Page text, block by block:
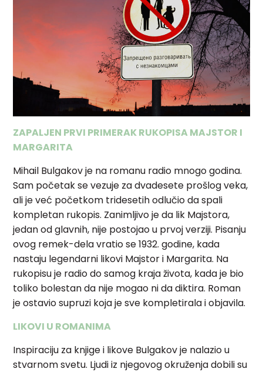
ZAPALJEN PRVI PRIMERAK RUKOPISA MAJSTOR I
MARGARITA
Mihail Bulgakov je na romanu radio mnogo godina.
Sam početak sevezuje za dvadesete prošlog veka,
ali je već početkom tridesetih odlučio daspali
kompletan rukopis. Zanimljivo je da lik Majstora,
jedan od glavnih, nije postojao u prvoj verziji. Pisanju
ovog remek-dela vratio se 1932. godine, kada
nastaju legendarni likovi Majstor i Margarita. Na
rukopisu je radio do samog kraja života, kada je bio
toliko bolestan da nije mogao ni da diktira. Roman
jeostavio supruzi koja je sve kompletirala i objavila.
LIKOVI U ROMANIMA
Inspiraciju za knjige i likove Bulgakov je nalazio u
stvarnom svetu. Ljudi iz njegovog okruženja dobili su